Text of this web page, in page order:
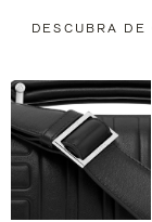
DESCUBRA